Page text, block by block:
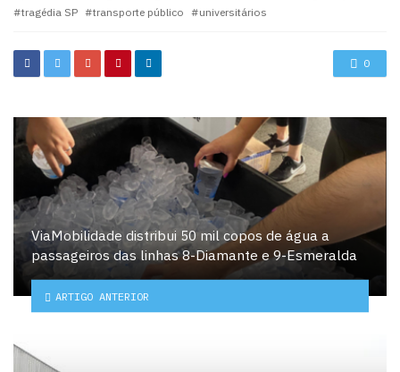
tragédia SP
transporte público universitários
0
ViaMobilidade distribui 50 mil copos de água a
passageiros das linhas 8-Diamante e 9-Esmeralda
ARTIGO ANTERIOR